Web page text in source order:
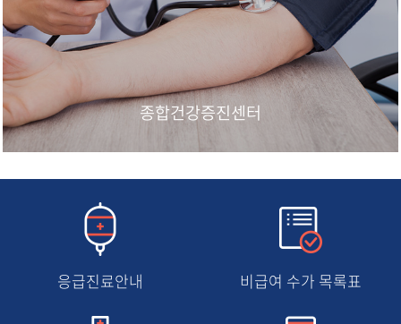
종합건강증진센터
응급진료안내 비급여 수가 목록표